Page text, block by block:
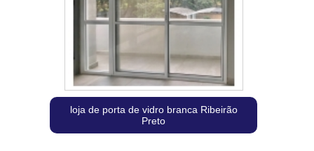
loja de porta de vidro branca Ribeirão
Preto